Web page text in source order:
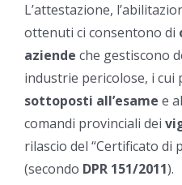
L’attestazione,
ottenuti ci consentono di
aziende che gestiscono
industrie pericolose, i
sottoposti all’esame e al
comandi provinciali dei
rilascio del “Certificato di
(secondo DPR 151/2011).